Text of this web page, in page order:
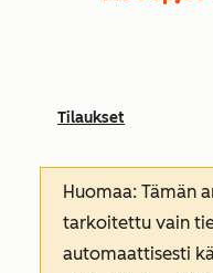
Tilaukset
Huomaa: Tämän
tarkoitettu vain
automaattisesti